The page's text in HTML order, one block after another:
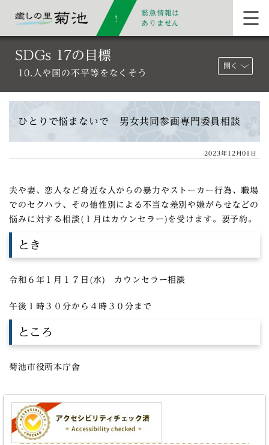
緊急情報は
ありません
SDGs 17の目標
10.人や国の不平等をなくそう
開く
ひとりで悩まないで 男女共同参画専門委員相談
2023年12月01日
夫や妻、恋人など身近な人からの暴力やストーカー行為、職場
でのセクハラ、その他性別による不当な差別や嫌がらせなどの
悩みに対する相談(１月はカウンセラー)を受けます。要予約。
とき
令和６年１月１７日(水) カウンセラー相談
午後１時３０分から４時３０分まで
ところ
菊池市役所本庁舎